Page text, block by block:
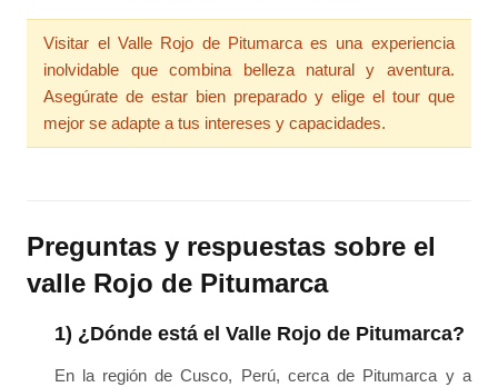
Visitar el Valle Rojo de Pitumarca es una experiencia
inolvidable que combina belleza natural y aventura.
Asegúrate de estar bien preparado y elige el tour que
mejor se adapte a tus intereses y capacidades.
Preguntas y respuestas sobre el
valle Rojo de Pitumarca
1) ¿Dónde está el Valle Rojo de Pitumarca?
En la región de Cusco, Perú, cerca de Pitumarca y a